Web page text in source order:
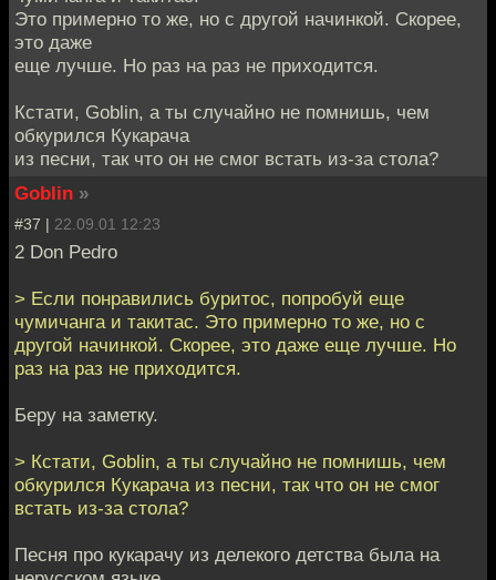
Это примерно то же, но с другой начинкой. Скорее,
это даже
еще лучше. Но раз на раз не приходится.
Кстати, Goblin, а ты случайно не помнишь, чем
обкурился Кукарача
из песни, так что он не смог встать из-за стола?
Goblin »
#37 | 22.09.01 12:23
2 Don Pedro
> Если понравились буритос, попробуй еще
чумичанга и такитас. Это примерно то же, но с
другой начинкой. Скорее, это даже еще лучше. Но
раз на раз не приходится.
Беру на заметку.
> Кстати, Goblin, а ты случайно не помнишь, чем
обкурился Кукарача из песни, так что он не смог
встать из-за стола?
Песня про кукарачу из делекого детства была на